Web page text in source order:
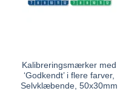
Kalibreringsmærker med
‘Godkendt’ i flere farver,
Selvklæbende, 50x30mm